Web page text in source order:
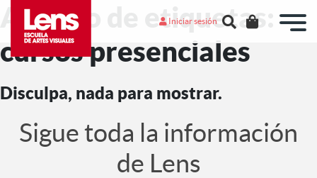
Iniciar sesión
Archivo de etiquetas:
cursos presenciales
Disculpa, nada para mostrar.
Sigue toda la información
de Lens